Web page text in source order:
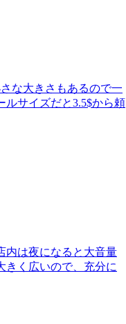
な大きさもあるので一
ルサイズだと3.5$から頼
内は夜になると大音量
きく広いので、充分に